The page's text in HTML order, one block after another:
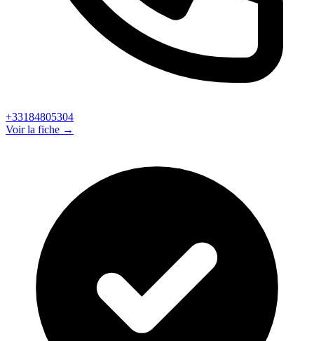
+33184805304
Voir la fiche →